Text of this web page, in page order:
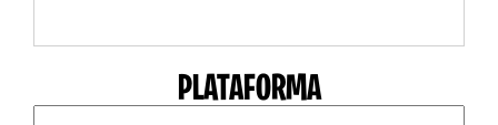
PLATAFORMA